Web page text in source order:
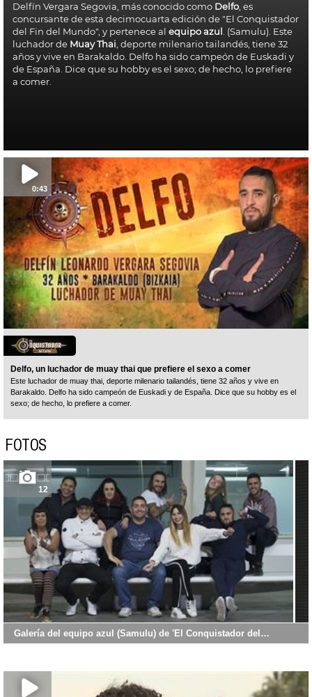
Delfín Vergara Segovia, más conocido como Delfo, es
concursante de esta decimocuarta edición de "El Conquistador
del Fin del Mundo", y pertenece alequipo azul. (Samulu). Este
luchador de Muay Thai, deporte milenario tailandés, tiene 32
años y vive en Barakaldo. Delfo ha sido campeón de Euskadi y
de España. Dice que su hobby es el sexo; de hecho, lo prefiere
a comer.
0:43
Delfo, un luchador de muay thai que prefiere el sexo a comer
Este luchador de muay thai, deporte milenario tailandés, tiene 32 años y vive en
Barakaldo. Delfo ha sido campeón de Euskadi y de España. Dice que su hobby es el
sexo; de hecho, lo prefiere a comer.
FOTOS
12
Galería del equipo azul (Samulu) de 'El Conquistador del…